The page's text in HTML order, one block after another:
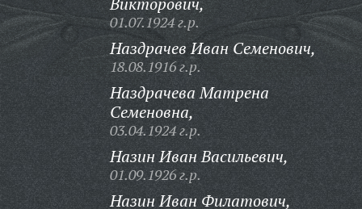
01.07.1924 г.р.
Наздрачев Иван Семенович,
18.08.1916 г.р.
Наздрачева Матрена
Семеновна,
03.04.1924 г.р.
Назин Иван Васильевич,
01.09.1926 г.р.
Назин Иван Филатович,